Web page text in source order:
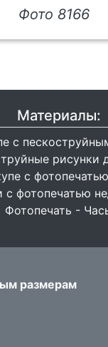
Фото 8166
Материалы:
с
рисунки
с
с фотопечатью
Фотопечать -
размерам